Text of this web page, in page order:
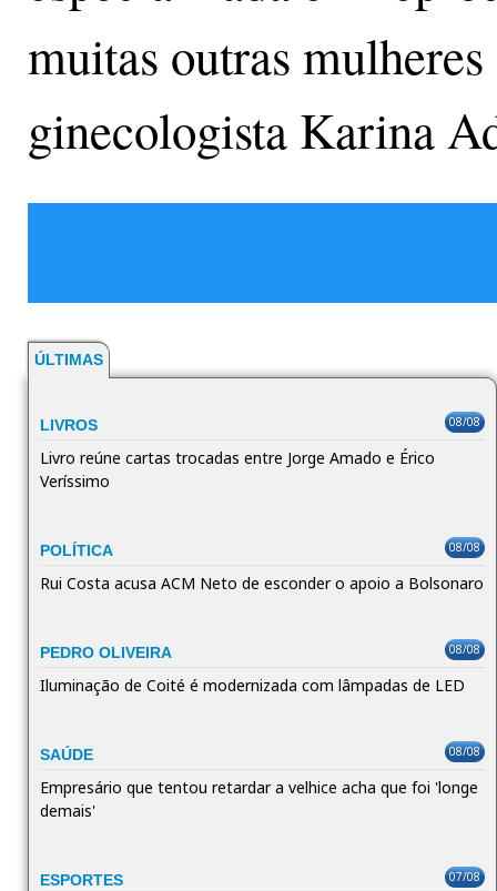
muitas outras
ginecologista Karina
ÚLTIMAS
LIVROS 08/08
Livro reúne cartas trocadas entre Jorge Amado e Érico
Veríssimo
POLÍTICA 08/08
Rui Costa acusa ACM Neto de esconder o apoio a Bolsonaro
PEDRO OLIVEIRA 08/08
Iluminação de Coité é modernizada com lâmpadas de LED
SAÚDE 08/08
Empresário que tentou retardar a velhice acha que foi 'longe
demais'
ESPORTES 07/08